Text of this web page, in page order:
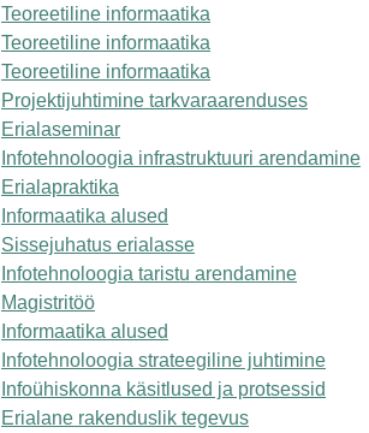
Teoreetiline informaatika
Teoreetiline informaatika
Teoreetiline informaatika
Projektijuhtimine tarkvaraarenduses
Erialaseminar
Infotehnoloogia infrastruktuuri arendamine
Erialapraktika
Informaatika alused
Sissejuhatus erialasse
Infotehnoloogia taristu arendamine
Magistritöö
Informaatika alused
Infotehnoloogia strateegiline juhtimine
Infoühiskonna käsitlused ja protsessid
Erialane rakenduslik tegevus